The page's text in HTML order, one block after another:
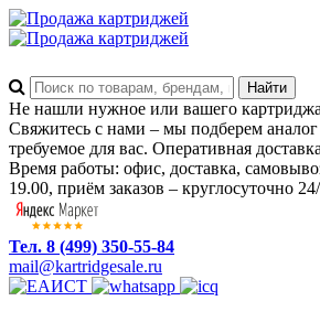
Не нашли нужное или вашего
Свяжитесь с нами – мы подберем
требуемое для вас. Оперативная
Время работы: офис, доставка,
19.00, приём заказов – круглосуточно
Тел. 8 (499) 350-55-84
mail@kartridgesale.ru